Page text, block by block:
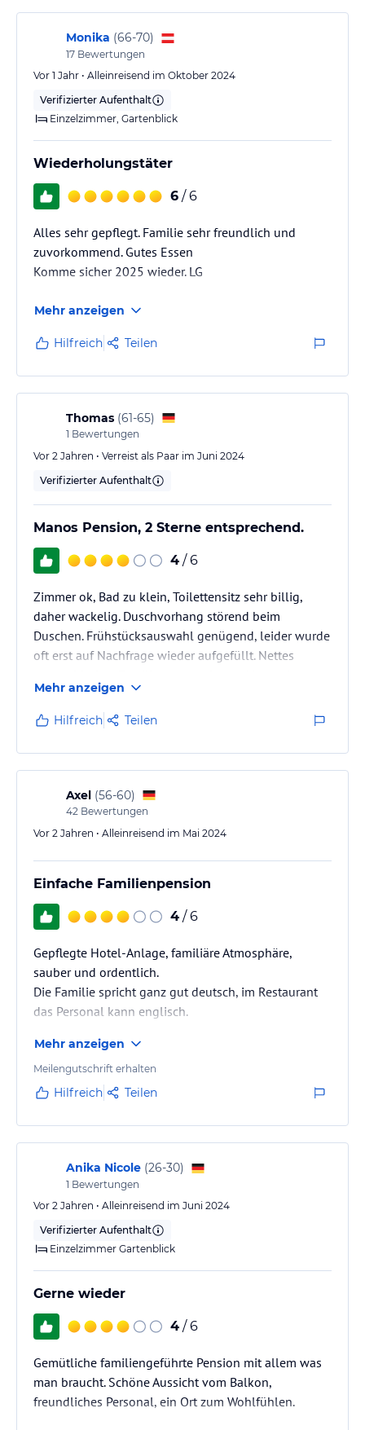
Monika (66-70)
17 Bewertungen
Vor 1 Jahr • Alleinreisend im Oktober 2024
Verifizierter Aufenthalt
Einzelzimmer, Gartenblick
Wiederholungstäter
6 / 6
Alles sehr gepflegt. Familie sehr freundlich und
zuvorkommend. Gutes Essen
Komme sicher 2025 wieder. LG
Mehr anzeigen
Hilfreich Teilen
Thomas (61-65)
1 Bewertungen
Vor 2 Jahren • Verreist als Paar im Juni 2024
Verifizierter Aufenthalt
Manos Pension, 2 Sterne entsprechend.
4 / 6
Zimmer ok, Bad zu klein, Toilettensitz sehr billig,
daher wackelig. Duschvorhang störend beim
Duschen. Frühstücksauswahl genügend, leider wurde
oft erst auf Nachfrage wieder aufgefüllt. Nettes
nette Worte für einen.
Klimaanlage vorhanden (nötig im Sommer!!!!),
Kostenpunkt: 8.-€ am Tag. Hotel liegt ca. 300m bis
zum Strand und der Einkaufsmeile. Schöner Pool,
genügend Liegen und Sonnenschirme. Nur für
Erwachsene. Fast ausschließlich Deutsches/
Österreichereisches…
Mehr anzeigen
Hilfreich Teilen
Axel (56-60)
42 Bewertungen
Vor 2 Jahren • Alleinreisend im Mai 2024
Einfache Familienpension
4 / 6
Gepflegte Hotel-Anlage, familiäre Atmosphäre,
sauber und ordentlich.
Die Familie spricht ganz gut deutsch, im Restaurant
das Personal kann englisch.
Angenehme Temperaturen zu Saisonstart im Mai (24-
27 Grad), nachts kühler, die letzten Tage ging es
tagsüber allerdings schon Richtung 30 Grad.
Anfangs vorwiegend deutsche Gäste, später auch
Engländer, Süd- und Osteuropäer.
Renoviertes Zimmer, kleines Bad, es hat alles
funktioniert.
Ich habe mir 2 Wochen lang die Insel angeschaut. Für
Mehr anzeigen
Meilengutschrift erhalten
Hilfreich Teilen
Anika Nicole (26-30)
1 Bewertungen
Vor 2 Jahren • Alleinreisend im Juni 2024
Verifizierter Aufenthalt
Einzelzimmer Gartenblick
Gerne wieder
4 / 6
Gemütliche familiengeführte Pension mit allem was
man braucht. Schöne Aussicht vom Balkon,
freundliches Personal, ein Ort zum Wohlfühlen.